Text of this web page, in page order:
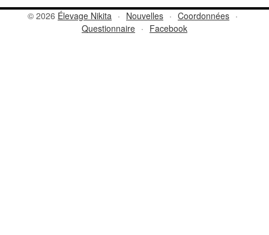
© 2026 Élevage Nikita · Nouvelles · Coordonnées ·
Questionnaire · Facebook